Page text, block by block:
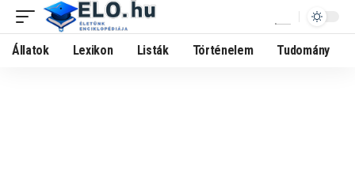
Állatok Lexikon Listák Történelem Tudomány